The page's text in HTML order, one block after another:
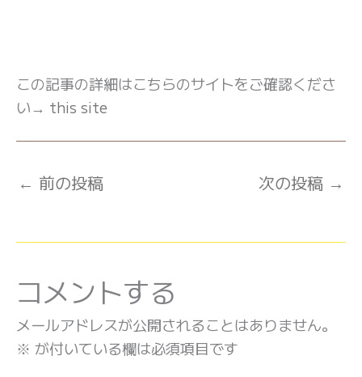
この記事の詳細はこちらのサイトをご確認くださ
い→ this site
← 前の投稿 次の投稿 →
コメントする
メールアドレスが公開されることはありません。
※ が付いている欄は必須項目です